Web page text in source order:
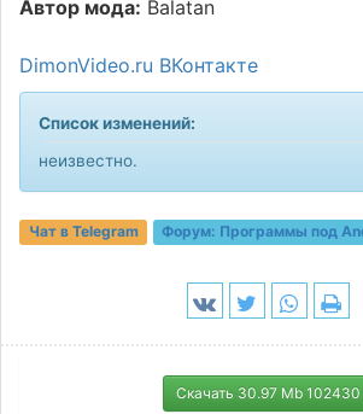
Автор мода: Balatan
DimonVideo.ru ВКонтакте
Список изменений:
неизвестно.
Чат в Telegram Форум: Программы под
Скачать 30.97 Mb 102430